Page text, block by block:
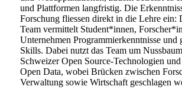
und Plattformen langfristig. Die
Forschung fliessen direkt in die Lehre ein:
Team vermittelt Student*innen,
Unternehmen Programmierkenntnisse und
Skills. Dabei nutzt das Team um
Schweizer Open Source-Technologien
Open Data, wobei Brücken zwischen
Verwaltung sowie Wirtschaft geschlagen